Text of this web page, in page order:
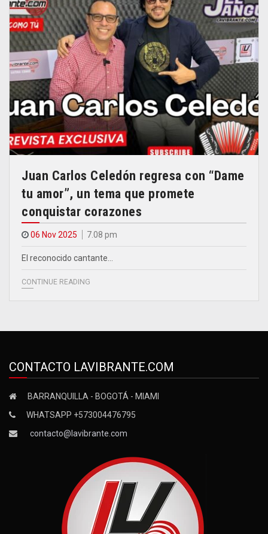
Juan Carlos Celedón regresa con “Dame
tu amor”, un tema que promete
conquistar corazones
06 Nov 2025 7.08 pm
El reconocido cantante…
CONTINUE READING
CONTACTO LAVIBRANTE.COM
BARRANQUILLA - BOGOTÁ - MIAMI
WHATSAPP +573004476795
contacto@lavibrante.com